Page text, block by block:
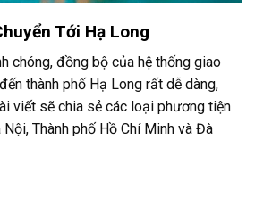
Tới Hạ Long
chóng, đồng bộ của hệ thống giao
thành phố Hạ Long rất dễ dàng,
viết sẽ chia sẻ các loại phương tiện
Thành phố Hồ Chí Minh và Đà